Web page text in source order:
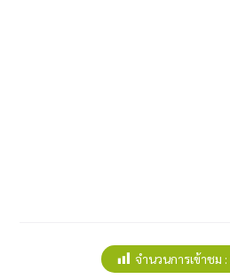
จำนวนการเข้าชม :